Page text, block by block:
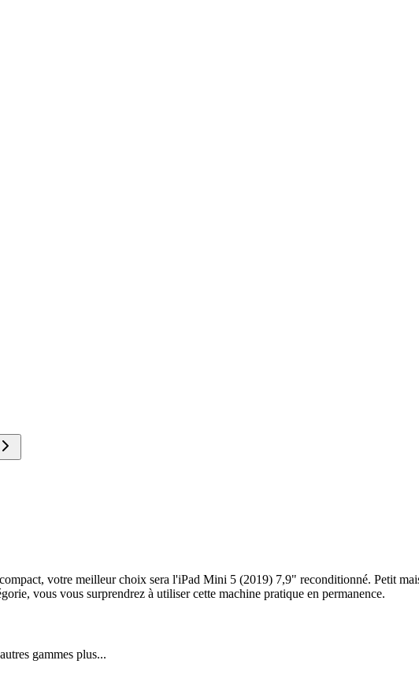
votre meilleur choix sera l'iPad Mini 5 (2019) 7,9" reconditionné. Petit
vous vous surprendrez à utiliser cette machine pratique en permanence.
gammes plus...